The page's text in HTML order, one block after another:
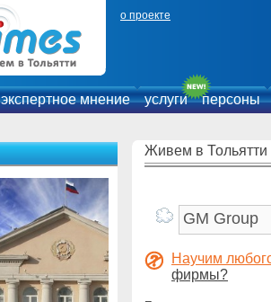
о проекте
экспертное мнение услуги персоны
Живем в Тольятти
Научим
фирмы?